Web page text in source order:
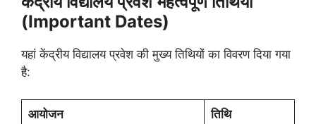
(Important Dates)
यहां केंद्रीय विद्यालय प्रवेश की मुख्य तिथियों का विवरण दिया गया
है:
आयोजन तिथि